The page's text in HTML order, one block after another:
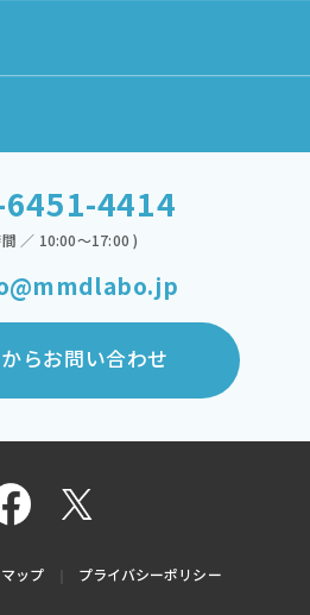
4414
／ 10:00～17:00 )
らお問い合わせ
ップ プライバシーポリシー